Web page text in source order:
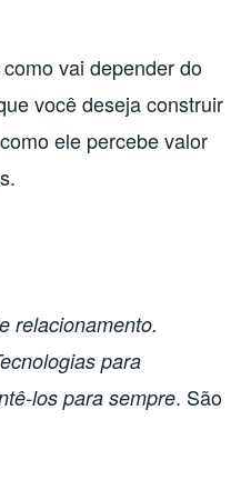
vai depender do
você deseja construir
ele percebe valor
relacionamento.
para
los para sempre. São